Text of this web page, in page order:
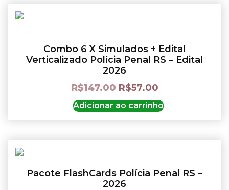
Combo 6 X Simulados + Edital
Verticalizado Polícia Penal RS – Edital
2026
R$147.00 R$57.00
Adicionar ao carrinho
Pacote FlashCards Polícia Penal RS –
2026